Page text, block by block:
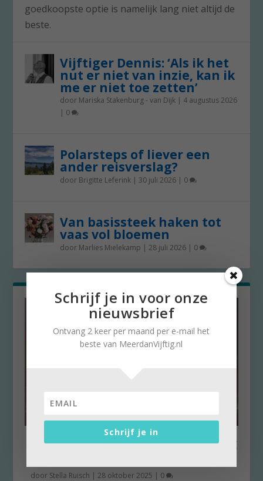
goedkoopste optie is namelijk lang niet altijd de
beste.
Vijftiger Dennis: ‘Als ik het
nut er niet van inzie, kan ik
me er niet toe zetten’
door Mariska Stakenburg - van Dijk | 4 augustus 2026
| 0
Polarsteps of liever een
ander reisverslag?
door Brigitte Leferink | 30 juli 2026 | 0
Van basissteek haken tot
vaas vol bloemen
door Marlies Mielekamp |28 juli 2026 | 0
Haverpap de jeugdherinnering
door Stella Ruisch |28 oktober 2025 | 0
Schrijf je in voor onze
nieuwsbrief
Ontvang 2 keer per maand per e-mail het
beste van MeerdanVijftig.nl
Schrijf je in